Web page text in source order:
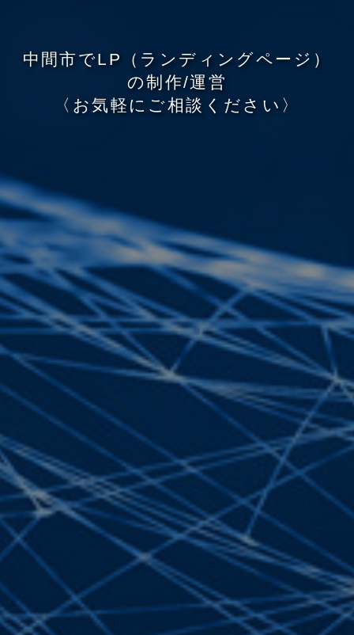
中 間市でL P （ ラ ン デ ィ ン グペー ジ ）
の制作/運 営
〈 お気軽 に ご相談 く だ さ い 〉